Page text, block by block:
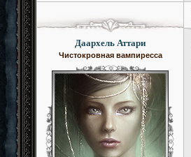
Даархель Аттари
Чистокровная вампиресса